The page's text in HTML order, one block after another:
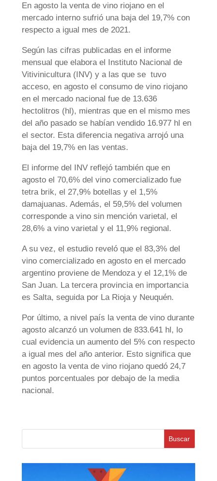
En agosto la venta de vino riojano en el
mercado interno sufrió una baja del 19,7% con
respecto a igual mes de 2021.
Según las cifras publicadas en el informe
mensual que elabora el Instituto Nacional de
Vitivinicultura (INV) y a las que se tuvo
acceso, en agosto el consumo de vino riojano
en el mercado nacional fue de 13.636
hectolitros (hl), mientras que en el mismo mes
del año pasado se habían vendido 16.977 hl en
el sector. Esta diferencia negativa arrojó una
baja del 19,7% en las ventas.
El informe del INV reflejó también que en
agosto el 70,6% del vino comercializado fue
tetra brik, el 27,9% botellas y el 1,5%
damajuanas. Además, el 59,5% del volumen
corresponde a vino sin mención varietal, el
28,6% a vino varietal y el 11,9% regional.
A su vez, el estudio reveló que el 83,3% del
vino comercializado en agosto en el mercado
argentino proviene de Mendoza y el 12,1% de
San Juan. La tercera provincia en importancia
es Salta, seguida por La Rioja y Neuquén.
Por último, a nivel país la venta de vino durante
agosto alcanzó un volumen de 833.641 hl, lo
cual evidencia un aumento del 5% con respecto
a igual mes del año anterior. Esto significa que
en agosto la venta de vino riojano quedó 24,7
puntos porcentuales por debajo de la media
nacional.
Buscar